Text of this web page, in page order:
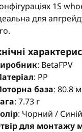
1S
для
: BetaFPV
: PP
база: 80.8
: 7.73 г
: Чорний /
для монтажу